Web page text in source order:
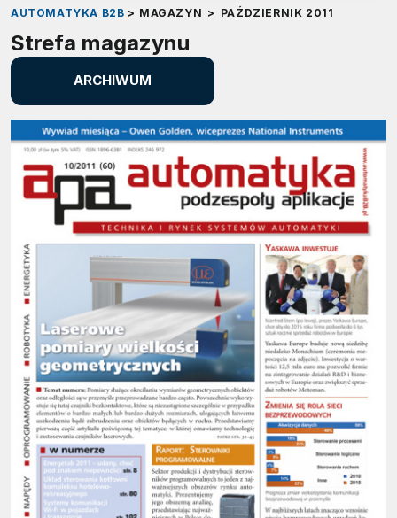
AUTOMATYKA B2B > MAGAZYN > PAŹDZIERNIK 2011
Strefa magazynu
ARCHIWUM